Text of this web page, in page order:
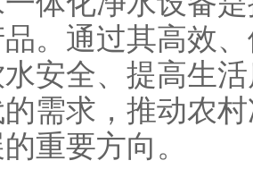
。通过其高效
安全、提高生
需求，推动农
重要方向。